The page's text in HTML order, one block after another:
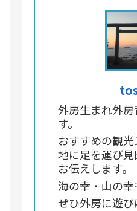
外房生まれ外
す。
おすすめの観
地に足を運び
お伝えします。
海の幸・山の幸
ぜひ外房に遊び